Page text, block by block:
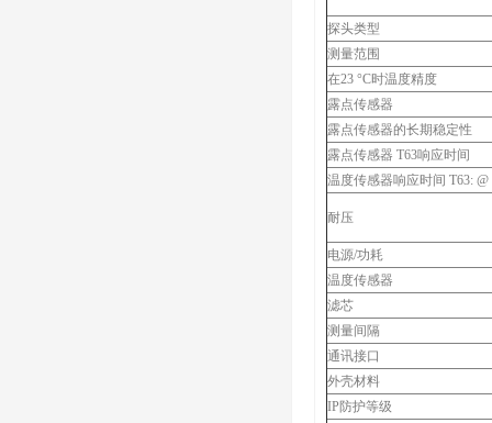
探头类型
测量范围
在23 °C时温度精度
露点传感器
露点传感器的长期稳定性
露点传感器 Ƭ63响应时间
温度传感器响应时间 Ƭ63: @
耐压
电源/功耗
温度传感器
滤芯
测量间隔
通讯接口
外壳材料
IP防护等级